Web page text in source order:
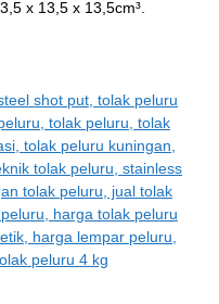
x 13,5 x 13,5cm³.